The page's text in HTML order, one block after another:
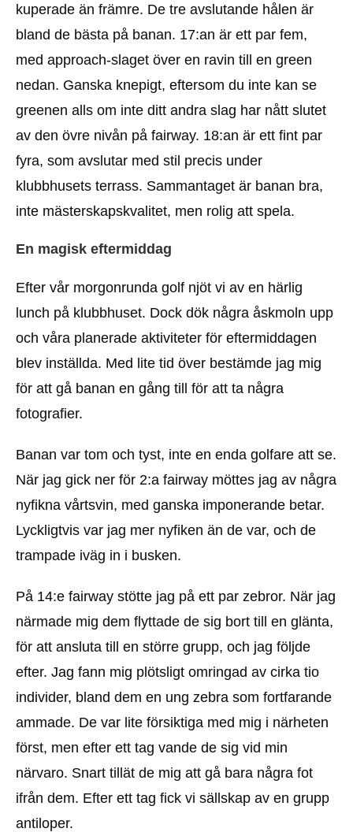
kuperade än främre. De tre avslutande hålen är
bland de bästa på banan. 17:an är ett par fem,
med approach-slaget över en ravin till en green
nedan. Ganska knepigt, eftersom du inte kan se
greenen alls om inte ditt andra slag har nått slutet
av den övre nivån på fairway. 18:an är ett fint par
fyra, som avslutar med stil precis under
klubbhusets terrass. Sammantaget är banan bra,
inte mästerskapskvalitet, men rolig att spela.
En magisk eftermiddag
Efter vår morgonrunda golf njöt vi av en härlig
lunch på klubbhuset. Dock dök några åskmoln upp
och våra planerade aktiviteter för eftermiddagen
blev inställda. Med lite tid över bestämde jag mig
för att gå banan en gång till för att ta några
fotografier.
Banan var tom och tyst, inte en enda golfare att se.
När jag gick ner för 2:a fairway möttes jag av några
nyfikna vårtsvin, med ganska imponerande betar.
Lyckligtvis var jag mer nyfiken än de var, och de
trampade iväg in i busken.
På 14:e fairway stötte jag på ett par zebror. När jag
närmade mig dem flyttade de sig bort till en glänta,
för att ansluta till en större grupp, och jag följde
efter. Jag fann mig plötsligt omringad av cirka tio
individer, bland dem en ung zebra som fortfarande
ammade. De var lite försiktiga med mig i närheten
först, men efter ett tag vande de sig vid min
närvaro. Snart tillät de mig att gå bara några fot
ifrån dem. Efter ett tag fick vi sällskap av en grupp
antiloper.